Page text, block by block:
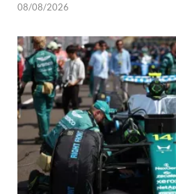
08/08/2026